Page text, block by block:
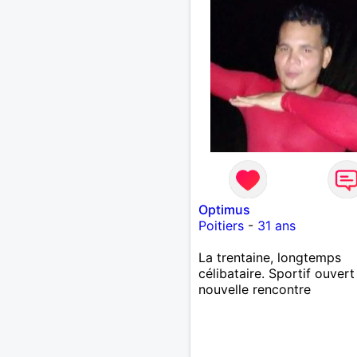
Optimus
Poitiers- 31 ans
La trentaine, longtemps
célibataire. Sportif ouvert
nouvelle rencontre